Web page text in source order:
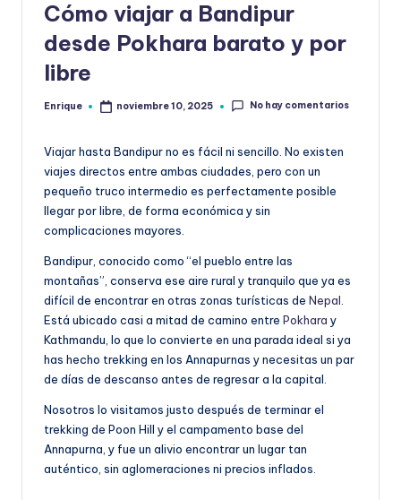
Cómo viajar a Bandipur
desde Pokhara barato y por
libre
Publicado
Enrique noviembre 10, 2025 No hay comentarios
Viajar hasta Bandipur no es fácil ni sencillo. No existen
viajes directos entre ambas ciudades, pero con un
pequeño truco intermedio es perfectamente posible
llegar por libre, de forma económica y sin
complicaciones mayores.
Bandipur, conocido como “el pueblo entre las
montañas”, conserva ese aire rural y tranquilo que ya es
difícil de encontrar en otras zonas turísticas de Nepal.
Está ubicado casi a mitad de camino entre Pokhara y
Kathmandu, lo que lo convierte en una parada ideal si ya
has hecho trekking en los Annapurnas y necesitas un par
de días de descanso antes de regresar a la capital.
Nosotros lo visitamos justo después de terminar el
trekking de Poon Hill y el campamento base del
Annapurna, y fue un alivio encontrar un lugar tan
auténtico, sin aglomeraciones ni precios inflados.